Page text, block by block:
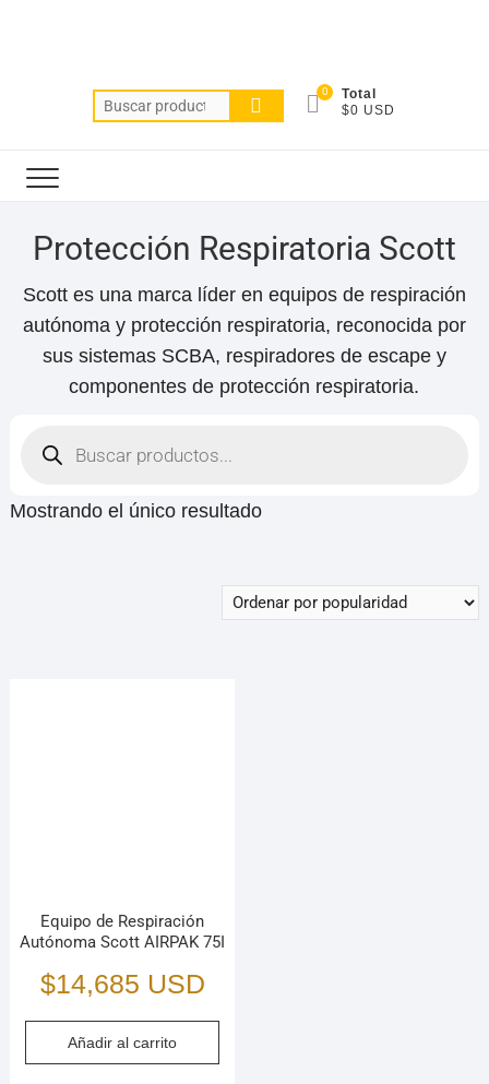
0
Total
$0 USD
Protección Respiratoria Scott
Scott es una marca líder en equipos de respiración
autónoma y protección respiratoria, reconocida por
sus sistemas SCBA, respiradores de escape y
componentes de protección respiratoria.
Mostrando el único resultado
Equipo de Respiración
Autónoma Scott AIRPAK 75I
$14,685 USD
Añadir al carrito